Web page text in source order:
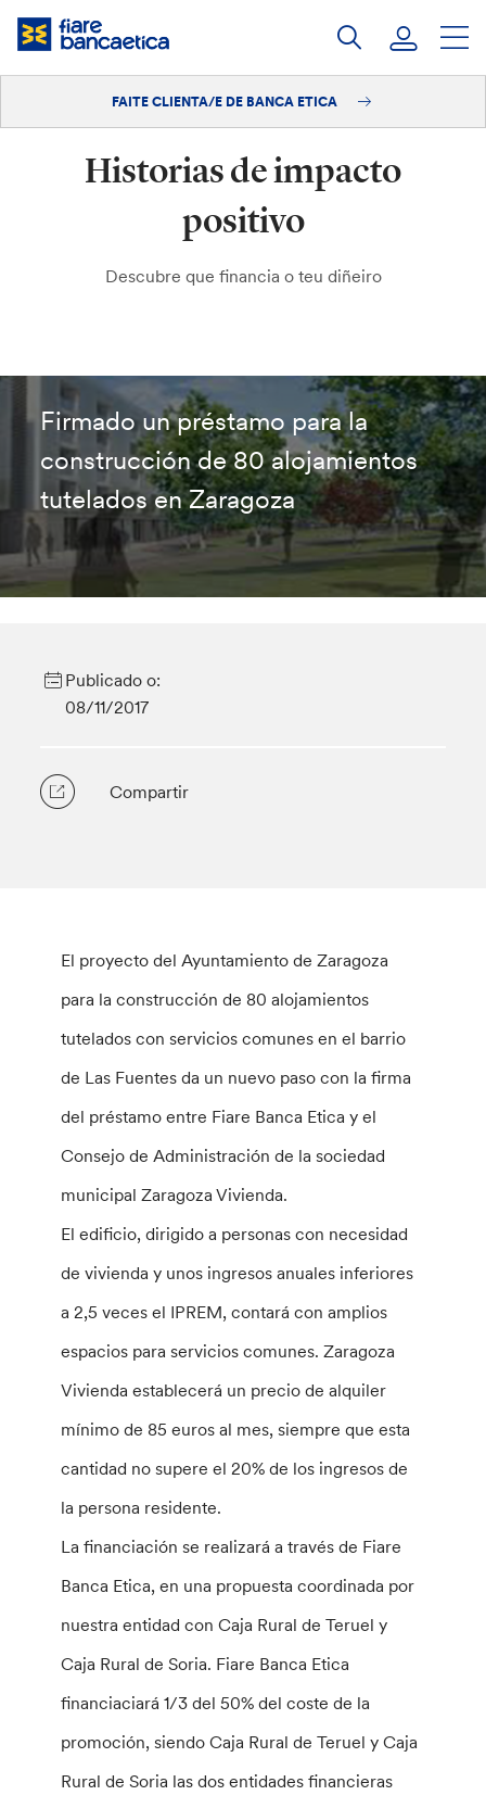
Saltar
Faite clienta/e
FAITE CLIENTA/E DE BANCA ETICA
Historias de impacto
positivo
Descubre que financia o teu diñeiro
Firmado un préstamo para la
construcción de 80 alojamientos
tutelados en Zaragoza
Publicado o:
08/11/2017
Compartir
El proyecto del Ayuntamiento de Zaragoza
para la construcción de 80 alojamientos
tutelados con servicios comunes en el barrio
de Las Fuentes da un nuevo paso con la firma
del préstamo entre Fiare Banca Etica y el
Consejo de Administración de la sociedad
municipal Zaragoza Vivienda.
El edificio, dirigido a personas con necesidad
de vivienda y unos ingresos anuales inferiores
a 2,5 veces el IPREM, contará con amplios
espacios para servicios comunes. Zaragoza
Vivienda establecerá un precio de alquiler
mínimo de 85 euros al mes, siempre que esta
cantidad no supere el 20% de los ingresos de
la persona residente.
La financiación se realizará a través de Fiare
Banca Etica, en una propuesta coordinada por
nuestra entidad con Caja Rural de Teruel y
Caja Rural de Soria. Fiare Banca Etica
financiaciará 1/3 del 50% del coste de la
promoción, siendo Caja Rural de Teruel y Caja
Rural de Soria las dos entidades financieras